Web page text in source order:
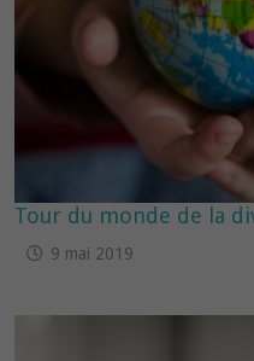
Tour du monde de la
9 mai 2019